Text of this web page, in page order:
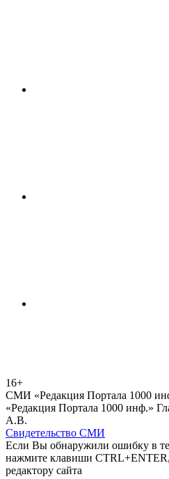
16+
СМИ «Редакция Портала 1000
«Редакция Портала 1000 инф.»
А.В.
Свидетельство СМИ
Если Вы обнаружили ошибку в
нажмите клавиши
редактору сайта